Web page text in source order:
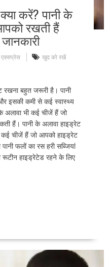
करें? पानी के
रखती हैं
खुद को रखें
बहुत जरूरी है। पानी
इसकी कमी से कई स्वास्थ्य
अलावा भी कई चीजें हैं जो
हैं। पानी के अलावा हाइड्रेट
कई चीजें हैं जो आपको हाइड्रेट
फलों का रस हरी सब्जियां
हाइड्रेटेड रहने के लिए